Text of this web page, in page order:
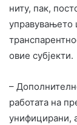
ниту, пак,
управувањето
овие субјекти. ​
–
работата на
унифицирани,